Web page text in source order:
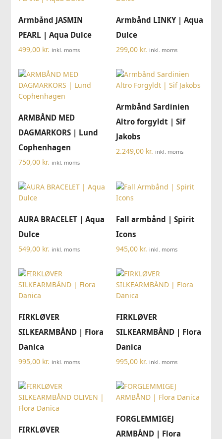
Armbånd JASMIN
PEARL | Aqua Dulce
499,00 kr. inkl. moms
Armbånd LINKY | Aqua
Dulce
299,00 kr. inkl. moms
ARMBÅND MED
DAGMARKORS | Lund
Cophenhagen
750,00 kr. inkl. moms
Armbånd Sardinien
Altro forgyldt | Sif
Jakobs
2.249,00 kr. inkl. moms
AURA BRACELET | Aqua
Dulce
549,00 kr. inkl. moms
Fall armbånd | Spirit
Icons
945,00 kr. inkl. moms
FIRKLØVER
SILKEARMBÅND | Flora
Danica
995,00 kr. inkl. moms
FIRKLØVER
SILKEARMBÅND | Flora
Danica
995,00 kr. inkl. moms
FIRKLØVER
FORGLEMMIGEJ
ARMBÅND | Flora